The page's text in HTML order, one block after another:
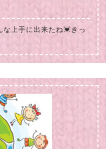
上手に出来たね💓きっ